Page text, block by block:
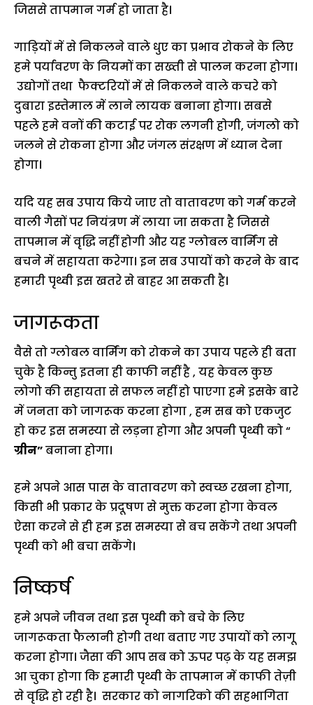
जिससे तापमान गर्म हो जाता है।
गाड़ियों में से निकलने वाले धुए का प्रभाव रोकने के लिए
हमे पर्यावरण के नियमों का सख्ती से पालन करना होगा।
उद्योगों तथा फैक्टरियों में से निकलने वाले कचरे को
दुबारा इस्तेमाल में लाने लायक बनाना होगा। सबसे
पहले हमे वनों की कटाई पर रोक लगनी होगी, जंगलो को
जलने से रोकना होगा और जंगल संरक्षण में ध्यान देना
होगा।
यदि यह सब उपाय किये जाए तो वातावरण को गर्म करने
वाली गैसों पर नियंत्रण में लाया जा सकता है जिससे
तापमान में वृद्धि नहीं होगी और यह ग्लोबल वार्मिंग से
बचने में सहायता करेगा। इन सब उपायों को करने के बाद
हमारी पृथ्वी इस खतरे से बाहर आ सकती है।
जागरूकता
वैसे तो ग्लोबल वार्मिंग को रोकने का उपाय पहले ही बता
चुके है किन्तु इतना ही काफी नहीं है , यह केवल कुछ
लोगो की सहायता से सफल नहीं हो पाएगा हमे इसके बारे
में जनता को जागरूक करना होगा , हम सब को एकजुट
हो कर इस समस्या से लड़ना होगा और अपनी पृथ्वी को “
ग्रीन”बनाना होगा।
हमे अपने आस पास के वातावरण को स्वच्छ रखना होगा,
किसी भी प्रकार के प्रदूषण से मुक्त करना होगा केवल
ऐसा करने से ही हम इस समस्या से बच सकेंगे तथा अपनी
पृथ्वी को भी बचा सकेंगे।
निष्कर्ष
हमे अपने जीवन तथा इस पृथ्वी को बचे के लिए
जागरूकता फैलानी होगी तथा बताए गए उपायों को लागू
करना होगा। जैसा की आप सब को ऊपर पढ़ के यह समझ
आ चुका होगा कि हमारी पृथ्वी के तापमान में काफी तेज़ी
से वृद्धि हो रही है। सरकार को नागरिको की सहभागिता